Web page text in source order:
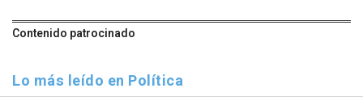
Contenido patrocinado
Lo más leído en Política